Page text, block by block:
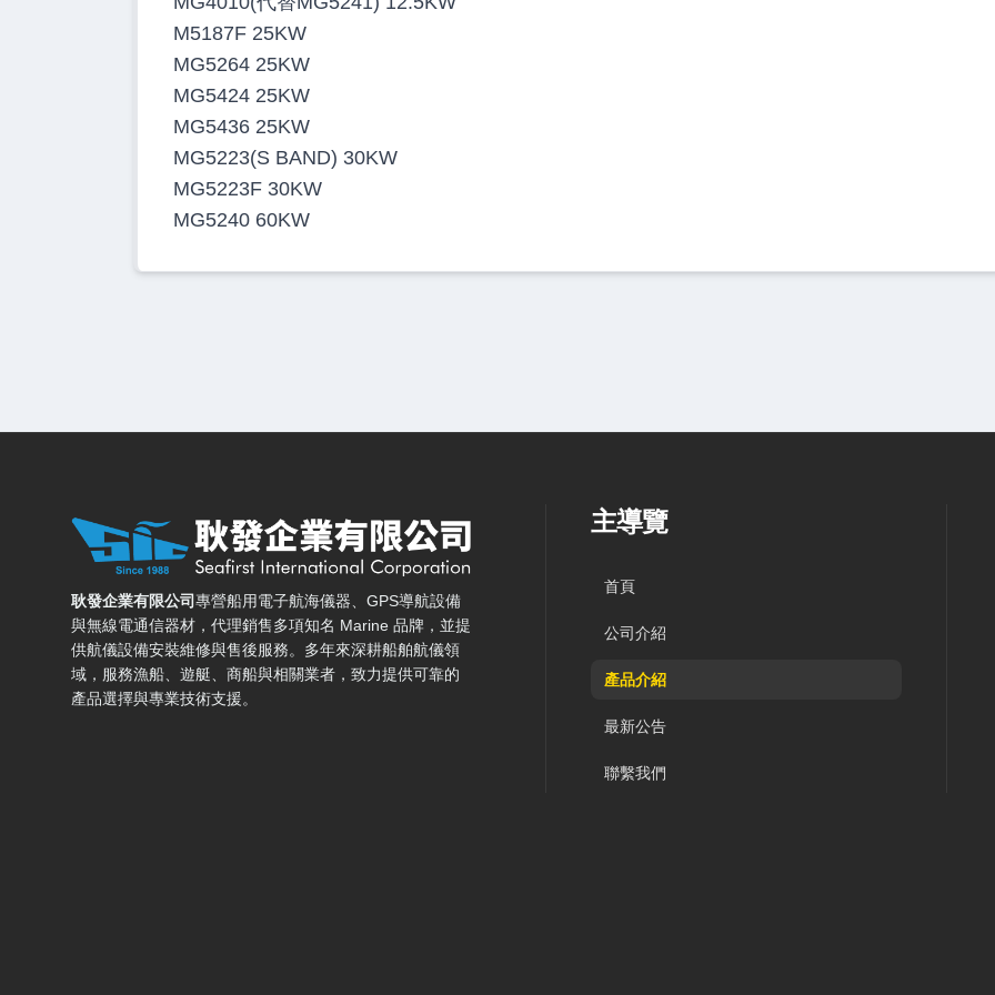
M5187F 25KW
MG5264 25KW
MG5424 25KW
MG5436 25KW
MG5223(S BAND) 30KW
MG5223F 30KW
MG5240 60KW
耿發企業有限公司 — 網站概要、主導覽與聯絡方式
耿發企業有限公司專營船用電子航海儀器、GPS導航設備
與無線電通信器材，代理銷售多項知名 Marine 品牌，並提
供航儀設備安裝維修與售後服務。多年來深耕船舶航儀領
域，服務漁船、遊艇、商船與相關業者，致力提供可靠的
產品選擇與專業技術支援。
主導覽
首頁
公司介紹
產品介紹
最新公告
聯繫我們